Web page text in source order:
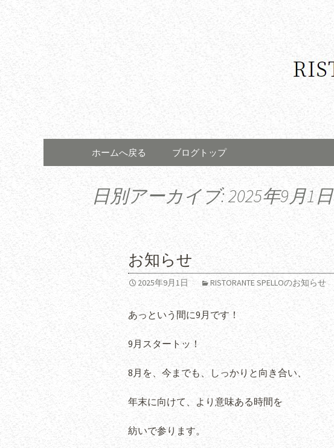
コンテンツへ移動
ホームへ戻る ブログトップ
日別アーカイブ: 2025年9月1日
お知らせ
2025年9月1日 RISTORANTE SPELLOのお知らせ
あっという間に9月です！
9月スタートッ！
8月を、今までも、しっかりと向き合い、
年末に向けて、より意味ある時間を
紡いで参ります。